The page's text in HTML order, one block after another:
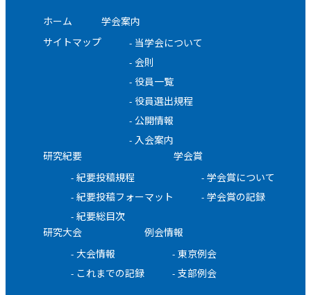
ホーム
サイトマップ
学会案内
当学会について
会則
役員一覧
役員選出規程
公開情報
入会案内
研究紀要
紀要投稿規程
紀要投稿フォーマット
紀要総目次
学会賞
学会賞について
学会賞の記録
研究大会
大会情報
これまでの記録
例会情報
東京例会
支部例会